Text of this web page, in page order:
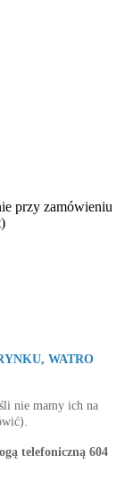
przy zamówieniu
WATRO
nie mamy ich na
telefoniczną 604